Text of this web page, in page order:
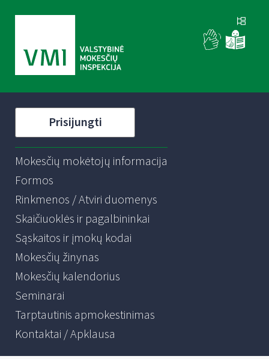
Prisijungti
Mokesčių mokėtojų informacija
Formos
Rinkmenos / Atviri duomenys
Skaičiuoklės ir pagalbininkai
Sąskaitos ir įmokų kodai
Mokesčių žinynas
Mokesčių kalendorius
Seminarai
Tarptautinis apmokestinimas
Kontaktai / Apklausa